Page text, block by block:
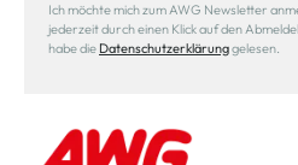
Ich möchte mich zum AWG Newsletter
jederzeit durch einen Klick auf den
habe die Datenschutzerklärunggelesen.